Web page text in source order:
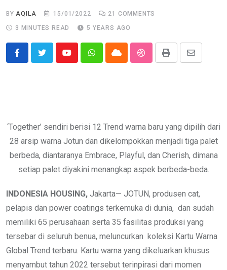
BY AQILA 15/01/2022 21 COMMENTS
3 MINUTES READ
5 YEARS AGO
YoutubeWhatsappCloud StumbleUpon
Print
Share
‘Together’ sendiri berisi 12 Trend warna baru yang dipilih dari
28 arsip warna Jotun dan dikelompokkan menjadi tiga palet
berbeda, diantaranya Embrace, Playful, dan Cherish, dimana
setiap palet diyakini menangkap aspek berbeda-beda.
INDONESIA HOUSING, Jakarta— JOTUN, produsen cat,
pelapis dan power coatings terkemuka di dunia, dan sudah
memiliki 65 perusahaan serta 35 fasilitas produksi yang
tersebar di seluruh benua, meluncurkan koleksi Kartu Warna
Global Trend terbaru. Kartu warna yang dikeluarkan khusus
menyambut tahun 2022 tersebut terinpirasi dari momen